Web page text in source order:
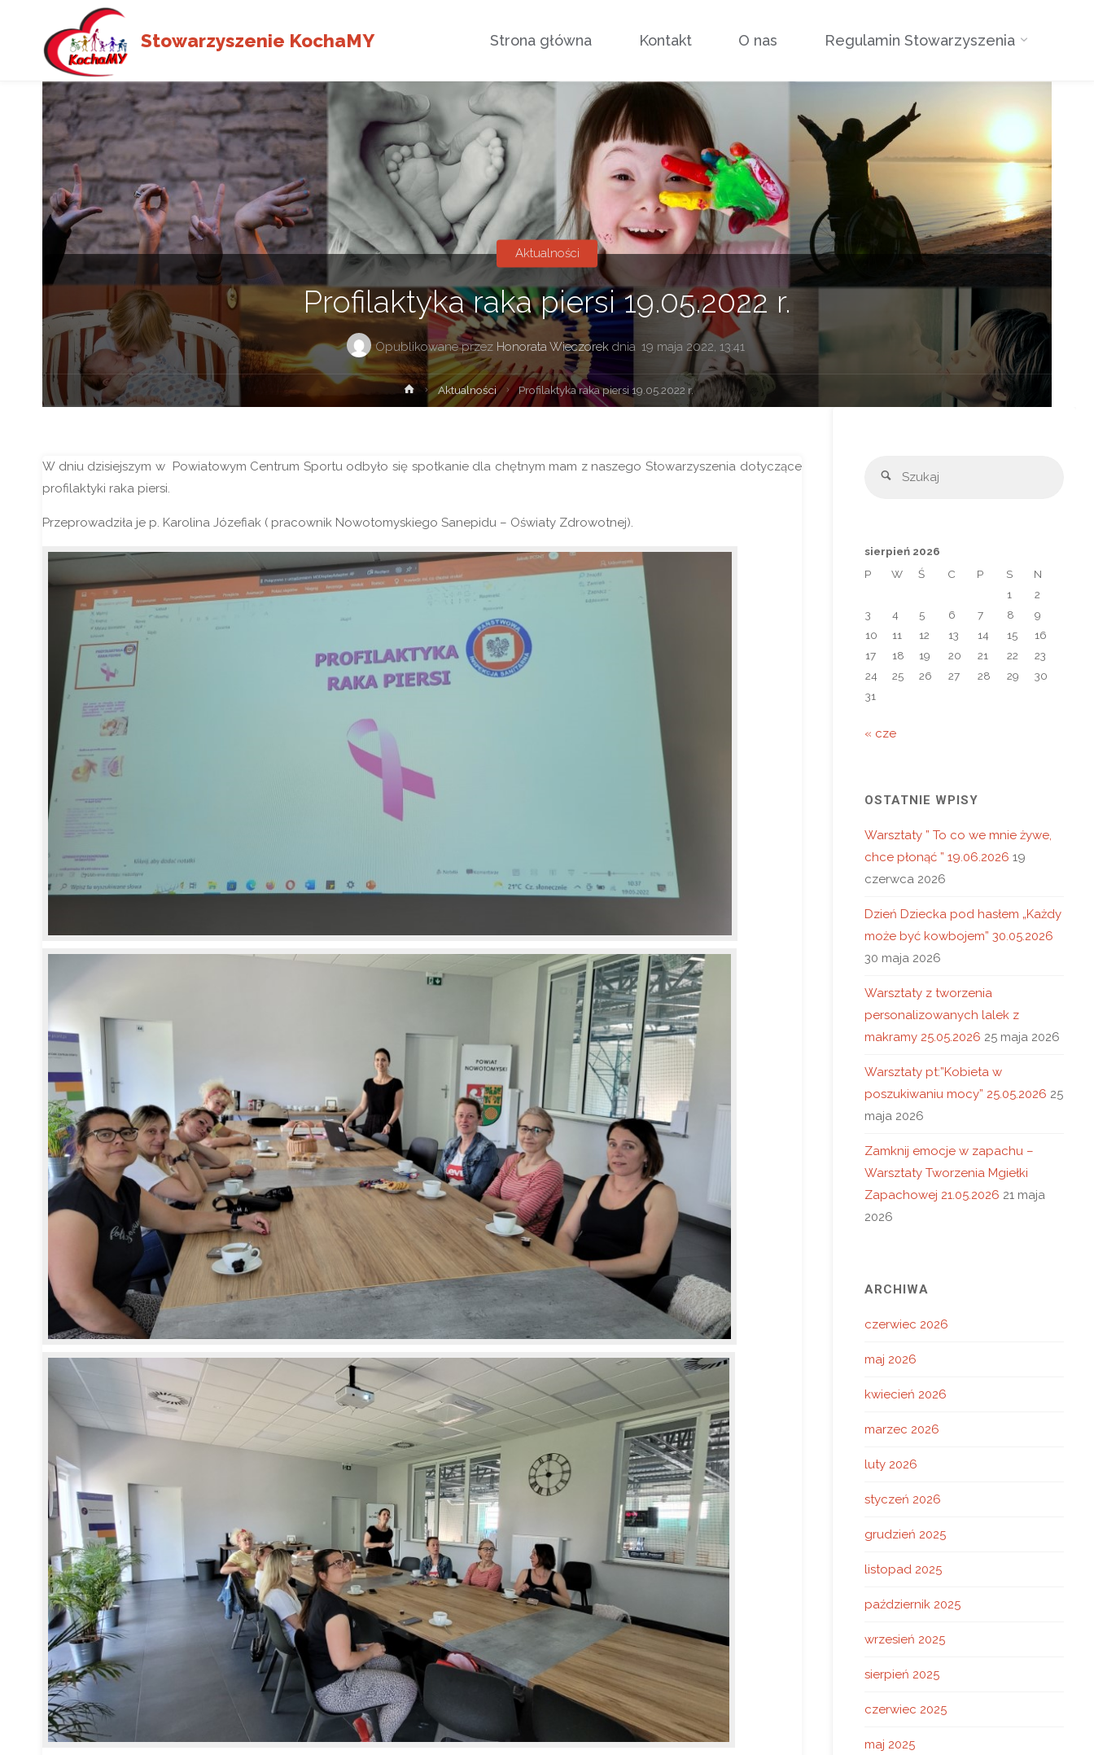
Stowarzyszenie KochaMY
treści
Strona główna Kontakt O nas Regulamin Stowarzyszenia
Profilaktyka raka piersi 19.05.2022 r.
Opublikowane przez Honorata Wieczorek dnia 19 maja 2022, 13:41
Aktualności
Strona
główna
Aktualności Profilaktyka raka piersi 19.05.2022 r.
W dniu dzisiejszym w Powiatowym Centrum Sportu odbyło się spotkanie dla chętnym mam z naszego Stowarzyszenia dotyczące
profilaktyki raka piersi.
Przeprowadziła je p. Karolina Józefiak ( pracownik Nowotomyskiego Sanepidu – Oświaty Zdrowotnej).
Szukaj
sierpień 2026
P
W Ś C P S
N
1
2
3
4 5 6 7 8
9
10
11 12 13 14 15
16
17
18 19 20 21 22
23
24
25 26 27 28 29
30
31
« cze
OSTATNIE WPISY
Warsztaty ” To co we mnie żywe,
chce płonąć ” 19.06.2026 19
czerwca 2026
Dzień Dziecka pod hasłem „Każdy
może być kowbojem” 30.05.2026
30 maja 2026
Warsztaty z tworzenia
personalizowanych lalek z
makramy 25.05.2026 25 maja 2026
Warsztaty pt:”Kobieta w
poszukiwaniu mocy” 25.05.2026 25
maja 2026
Zamknij emocje w zapachu –
Warsztaty Tworzenia Mgiełki
Zapachowej 21.05.2026 21 maja
2026
ARCHIWA
czerwiec 2026
maj 2026
kwiecień 2026
marzec 2026
luty 2026
styczeń 2026
grudzień 2025
listopad 2025
październik 2025
wrzesień 2025
sierpień 2025
czerwiec 2025
maj 2025